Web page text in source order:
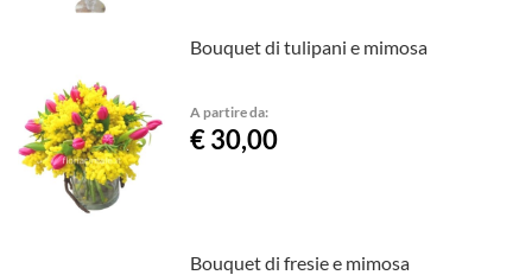
Bouquet di tulipani e mimosa
A partire da:
€ 30,00
Bouquet di fresie e mimosa